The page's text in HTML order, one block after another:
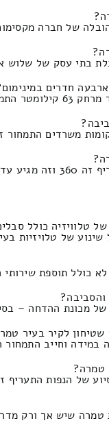
הינו 1810 ולא יותר מ100
של שלוש או שלוש וחצי
חדרים
מ1770 ₪.
זה החל מ4700 וזה מגיע עד
שירותי הנפה במידת
– בסיפוח מלאכת
לקיר בעיר
הוא 300 ולא יותר מ190
טמרה?
זהו 350 וזה מגיע עד 170 שקל
מדרגות התמחור הינו 290